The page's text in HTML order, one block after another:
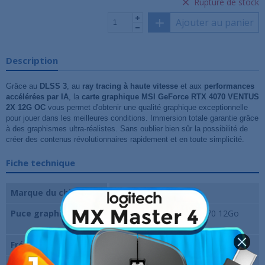
Ajouter au panier
Description
Grâce au DLSS 3, au ray tracing à haute vitesse et aux performances
accélérées par IA, la carte graphique MSI GeForce RTX 4070 VENTUS
2X 12G OC vous permet d'obtenir une qualité graphique exceptionnelle
pour jouer dans les meilleures conditions. Immersion totale garantie grâce
à des graphismes ultra-réalistes. Sans oublier bien sûr la possibilité de
créer des contenus révolutionnaires rapidement et en toute simplicité.
Fiche technique
Marque du chipset
Nvidia
Puce graphique
NVIDIA GeForce RTX 4070 12Go
GDDR6X
Fréquence du chipset
2520 MHz